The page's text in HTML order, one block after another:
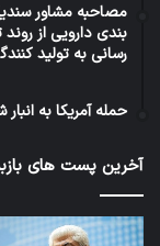
مصاحبه مشاور
بندی دارویی از
رسانی به تولید
حمله آمریکا به
آخرین پست های